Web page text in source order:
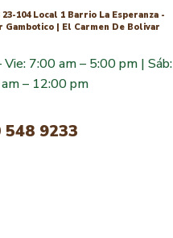
23-104 Local 1 Barrio La Esperanza -
Gambotico | El Carmen De Bolivar
Vie: 7:00 am – 5:00 pm | Sáb:
– 12:00 pm
548 9233